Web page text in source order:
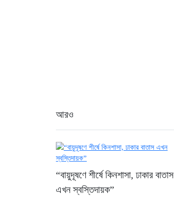
আরও
“বায়ুদূষণে শীর্ষে কিনশাসা, ঢাকার বাতাস
এখন স্বস্তিদায়ক”